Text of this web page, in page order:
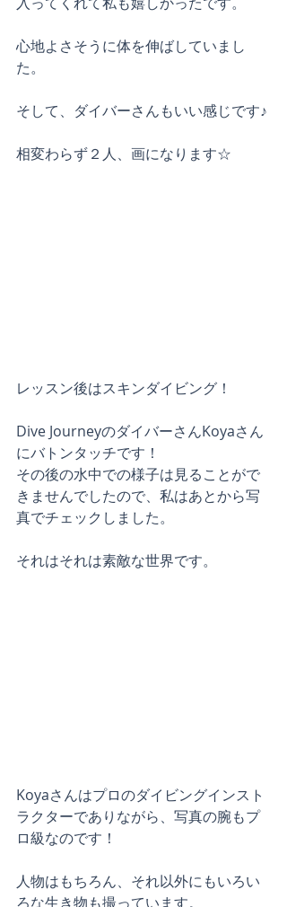
心地よさそうに体を伸ばしていまし
た。
そして、ダイバーさんもいい感じです♪
相変わらず２人、画になります☆
レッスン後はスキンダイビング！
Dive JourneyのダイバーさんKoyaさん
にバトンタッチです！
その後の水中での様子は見ることがで
きませんでしたので、私はあとから写
真でチェックしました。
それはそれは素敵な世界です。
Koyaさんはプロのダイビングインスト
ラクターでありながら、写真の腕もプ
ロ級なのです！
人物はもちろん、それ以外にもいろい
ろな生き物も撮っています。